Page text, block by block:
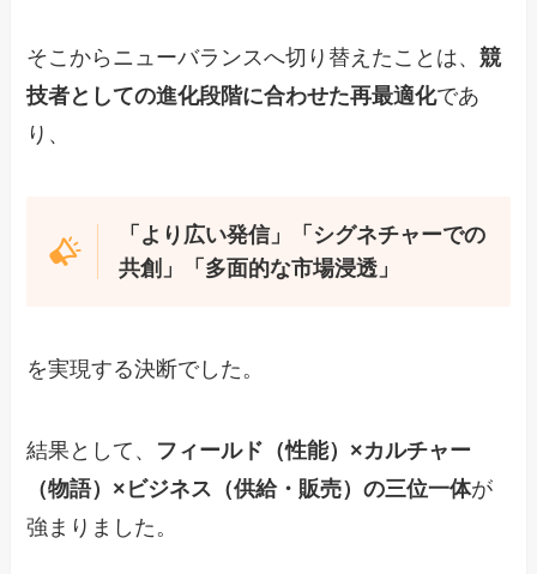
そこからニューバランスへ切り替えたことは、競
技者としての進化段階に合わせた再最適化であ
り、
「より広い発信」「シグネチャーでの
共創」「多面的な市場浸透」
を実現する決断でした。
結果として、 フィールド（性能）×カルチャー
（物語）×ビジネス（供給・販売）の三位一体が
強まりました。